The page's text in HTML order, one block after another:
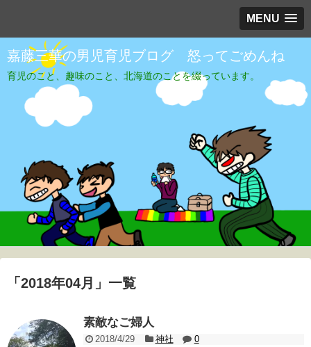
MENU
嘉藤三華の男児育児ブログ 怒ってごめんね
育児のこと、趣味のこと、北海道のことを綴っています。
「 2018年04月 」 一覧
素敵なご婦人
2018/4/29 神社
0